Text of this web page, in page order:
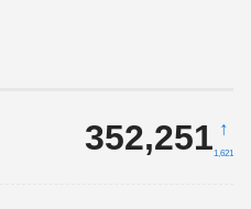
352,251 ↑
1,621